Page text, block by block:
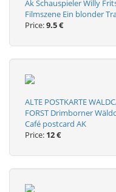
Ak Schauspieler Willy
Filmszene Ein blonder
Price:9.5 €
ALTE POSTKARTE
FORST Drimborner
Café postcard AK
Price: 12 €